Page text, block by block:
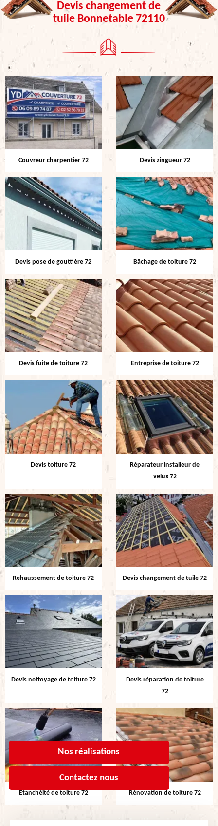
Nos réalisations
Contactez nous
Devis changement de
tuile Bonnetable 72110
Couvreur charpentier 72 Devis zingueur 72
Devis pose de gouttière 72 Bâchage de toiture 72
Devis fuite de toiture 72 Entreprise de toiture 72
Devis toiture 72
Réparateur installeur de
velux 72
Rehaussement de toiture 72 Devis changement de tuile 72
Devis nettoyage de toiture 72
Devis réparation de toiture
72
Etanchéité de toiture 72 Rénovation de toiture 72